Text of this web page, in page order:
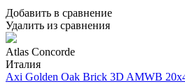
Добавить в сравнение
Удалить из сравнения
Atlas Concorde
Италия
Axi Golden Oak Brick 3D AMWB